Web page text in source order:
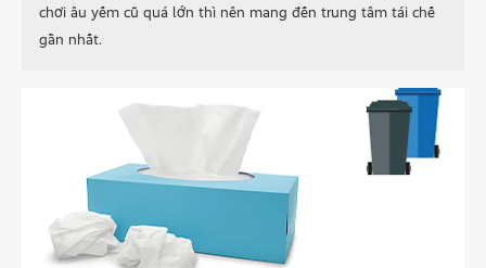
chơi âu yếm cũ quá lớn thì nên mang đến trung tâm tái chế
gần nhất.